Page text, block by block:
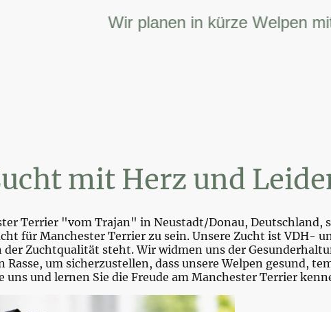
Wir planen in kürze Welpen mit
mit Herz und
Terrier "vom Trajan" in Neustadt/Donau, Deutschland,
für Manchester Terrier zu sein. Unsere Zucht ist VDH-
der Zuchtqualität steht. Wir widmen uns der
Rasse, um sicherzustellen, dass unsere Welpen gesund,
uns und lernen Sie die Freude am Manchester Terrier